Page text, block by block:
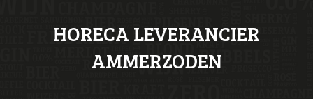
HORECA LEVERANCIER
AMMERZODEN